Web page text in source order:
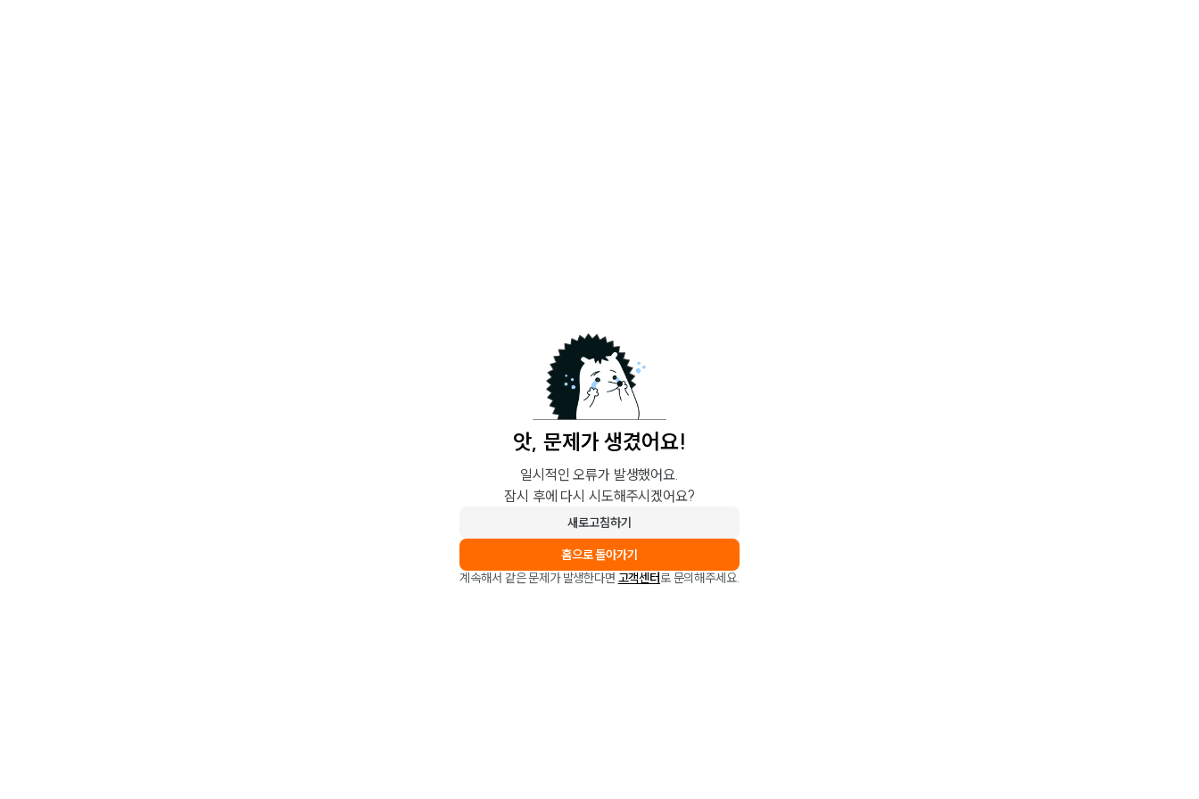
앗, 문제가 생겼어요!
일시적인 오류가 발생했어요.
잠시 후에 다시 시도해주시겠어요?
새로고침하기
홈으로 돌아가기
계속해서 같은 문제가 발생한다면 고객센터로 문의해주세요.